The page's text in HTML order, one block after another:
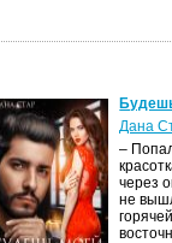
Дана
–
через
не